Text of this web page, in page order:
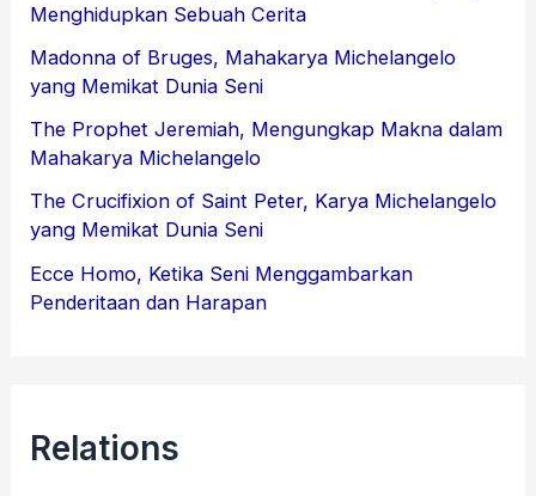
Menghidupkan Sebuah Cerita
Madonna of Bruges, Mahakarya Michelangelo
yang Memikat Dunia Seni
The Prophet Jeremiah, Mengungkap Makna dalam
Mahakarya Michelangelo
The Crucifixion of Saint Peter, Karya Michelangelo
yang Memikat Dunia Seni
Ecce Homo, Ketika Seni Menggambarkan
Penderitaan dan Harapan
Relations